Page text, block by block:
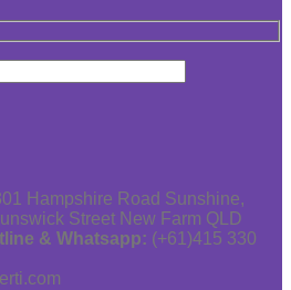
Hampshire Road Sunshine,
Street New Farm QLD
& Whatsapp: (+61)415 330